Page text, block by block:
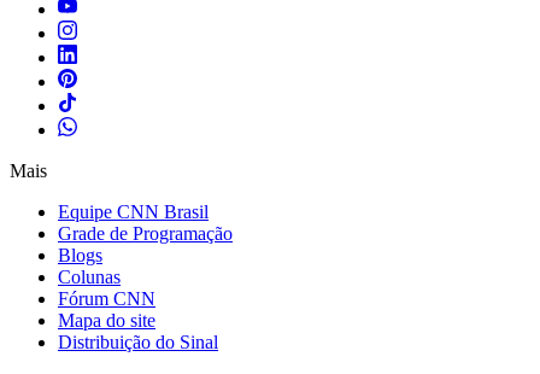
Mais
Equipe CNN Brasil
Grade de Programação
Blogs
Colunas
Fórum CNN
Mapa do site
Distribuição do Sinal